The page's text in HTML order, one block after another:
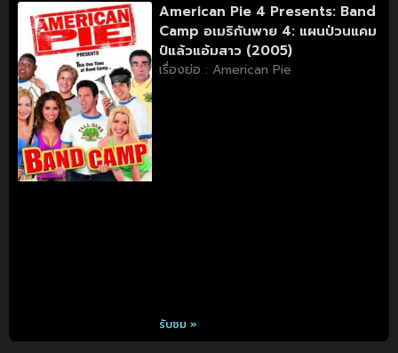
American Pie 4 Presents: Band
Camp อเมริกันพาย 4: แผนป่วนแคม
ป์แล้วแอ้มสาว (2005)
เรื่องย่อ : American Pie
รับชม »